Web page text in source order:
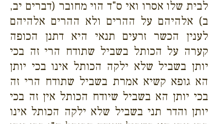
לבית שלו אסרו ואי ס"ד הוי מחובר (דברים יב,
ב) אלהיהם על ההרים ולא ההרים אלהיהם
לענין הכשר זרעים תנאי היא דתנן הכופה
קערה על הכותל בשביל שתודח הרי זה בכי
יותן בשביל שלא ילקה הכותל אינו בכי יותן
הא גופא קשיא אמרת בשביל שתודח הרי זה
בכי יותן הא בשביל שיודח הכותל אין זה בכי
יותן והדר תני בשביל שלא ילקה הכותל אינו